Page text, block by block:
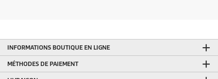
INFORMATIONS BOUTIQUE EN LIGNE
MÉTHODES DE PAIEMENT